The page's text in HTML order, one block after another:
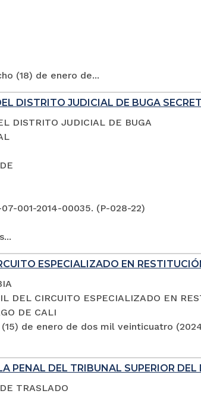
(18) de enero de...
DISTRITO JUDICIAL DE BUGA
DISTRITO JUDICIAL DE BUGA
07-001-2014-00035. (P-028-22)
ESPECIALIZADO EN
DEL CIRCUITO ESPECIALIZADO EN
DE CALI
de enero de dos mil veinticuatro
PENAL DEL TRIBUNAL SUPERIOR
TRASLADO